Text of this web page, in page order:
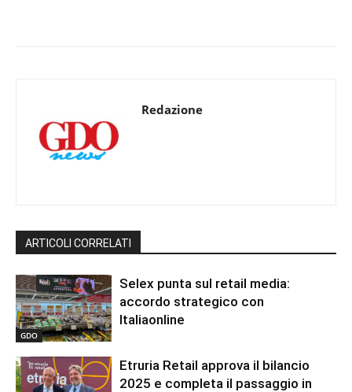
Redazione
ARTICOLI CORRELATI
GDO
Selex punta sul retail media:
accordo strategico con
Italiaonline
Etruria Retail approva il bilancio
2025 e completa il passaggio in